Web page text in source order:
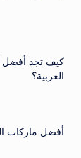
كيف تجد أفضل
العربية؟
أفضل ماركات